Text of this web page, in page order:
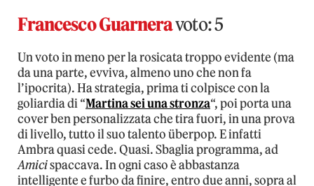
Francesco Guarneravoto: 5
Un voto in meno per la rosicata troppo evidente (ma
da una parte, evviva, almeno uno che non fa
l’ipocrita). Ha strategia, prima ti colpisce con la
goliardia di “Martina sei una stronza“, poi porta una
cover ben personalizzata che tira fuori, in una prova
di livello, tutto il suo talento überpop. E infatti
Ambra quasi cede. Quasi. Sbaglia programma, ad
Amicispaccava. In ogni caso è abbastanza
intelligente e furbo da finire, entro due anni, sopra al